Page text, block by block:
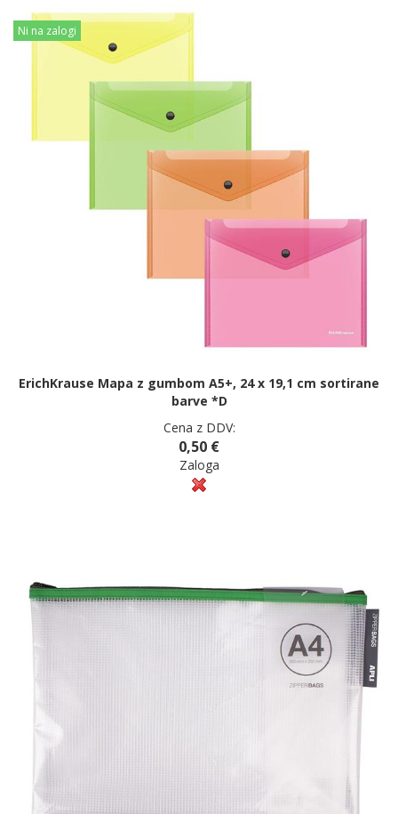
Ni na zalogi
ErichKrause Mapa z gumbom A5+, 24 x 19,1 cm sortirane
barve *D
Cena z DDV:
0,50 €
Zaloga